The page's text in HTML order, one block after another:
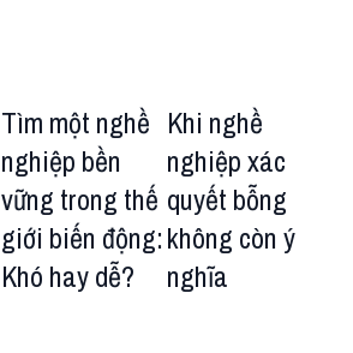
Tìm một nghề
nghiệp bền
vững trong thế
giới biến động:
Khó hay dễ?
Khi nghề
nghiệp xác
quyết bỗng
không còn ý
nghĩa